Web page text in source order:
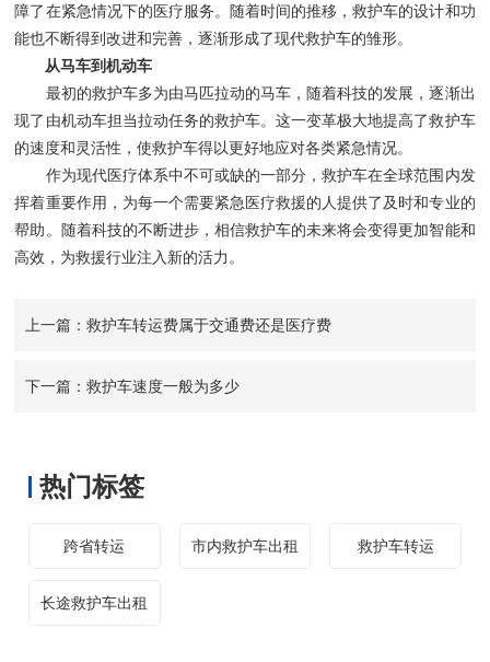
障了在紧急情况下的医疗服务。随着时间的推移，救护车的设计和功
能也不断得到改进和完善，逐渐形成了现代救护车的雏形。
从马车到机动车
最初的救护车多为由马匹拉动的马车，随着科技的发展，逐渐出
现了由机动车担当拉动任务的救护车。这一变革极大地提高了救护车
的速度和灵活性，使救护车得以更好地应对各类紧急情况。
作为现代医疗体系中不可或缺的一部分，救护车在全球范围内发
挥着重要作用，为每一个需要紧急医疗救援的人提供了及时和专业的
帮助。随着科技的不断进步，相信救护车的未来将会变得更加智能和
高效，为救援行业注入新的活力。
上一篇：救护车转运费属于交通费还是医疗费
下一篇：救护车速度一般为多少
热门标签
跨省转运 市内救护车出租 救护车转运
长途救护车出租